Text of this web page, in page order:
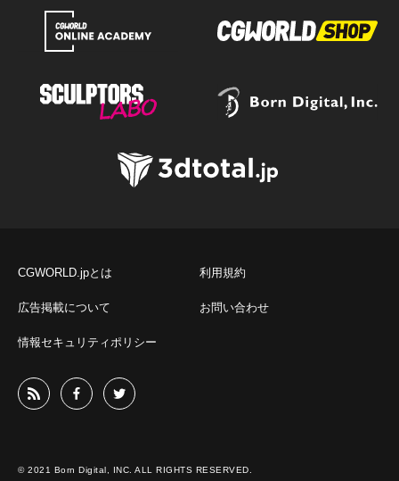
CGWORLD.jpとは 利用規約
広告掲載について お問い合わせ
情報セキュリティポリシー
© 2021 Born Digital, INC. ALL RIGHTS RESERVED.